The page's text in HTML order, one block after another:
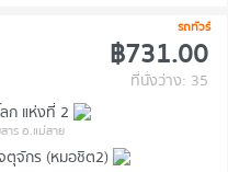
รถทัวร์
฿731.00
ที่นั่งว่าง: 35
ก แห่งที่ 2
าร อ.แม่สาย
ตุจักร (หมอชิต2)